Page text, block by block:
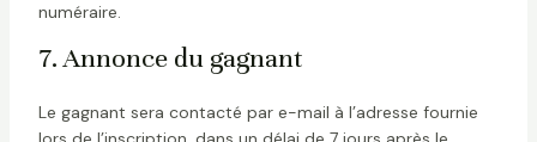
numéraire.
7. Annonce du gagnant
Le gagnant sera contacté par e-mail à l’adresse fournie